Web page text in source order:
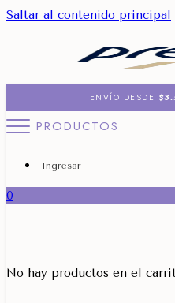
Saltar al contenido principal
ENVÍO DESDE
PRODUCTOS
Ingresar
0
No hay productos en el